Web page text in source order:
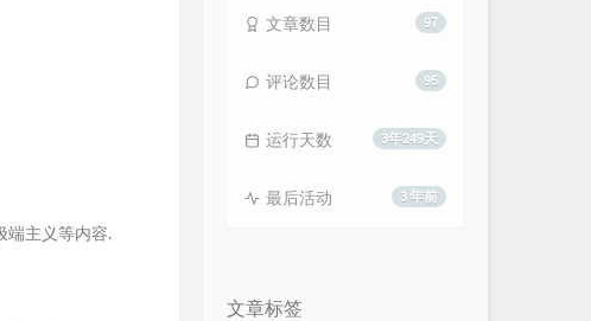
端主义等内容.
97
文章数目
95
评论数目
3年249天
运行天数
3 年前
最后活动
文章标签